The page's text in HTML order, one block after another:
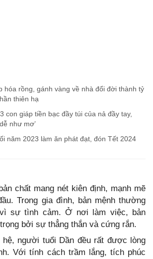
hóa rồng, gánh vàng về nhà đổi đời thành tỷ
thiên hạ
con giáp tiền bạc đầy túi của nả đầy tay,
như mơ’
năm 2023 làm ăn phát đạt, đón Tết 2024
chất mang nét kiên định, mạnh mẽ
Trong gia đình, bản mệnh thường
sự tình cảm. Ở nơi làm việc, bản
bởi sự thẳng thắn và cứng rắn.
người tuổi Dần đều rất được lòng
Với tính cách trầm lắng, tích phúc